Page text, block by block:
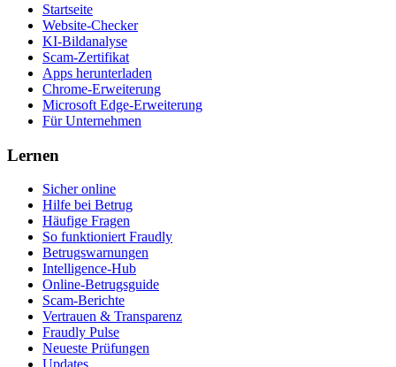
Startseite
Website-Checker
KI-Bildanalyse
Scam-Zertifikat
Apps herunterladen
Chrome-Erweiterung
Microsoft Edge-Erweiterung
Für Unternehmen
Lernen
Sicher online
Hilfe bei Betrug
Häufige Fragen
So funktioniert Fraudly
Betrugswarnungen
Intelligence-Hub
Online-Betrugsguide
Scam-Berichte
Vertrauen & Transparenz
Fraudly Pulse
Neueste Prüfungen